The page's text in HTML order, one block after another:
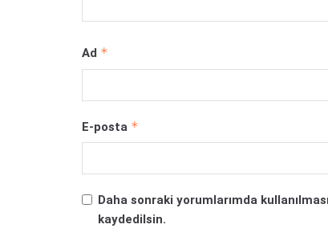
Ad *
E-posta *
Daha sonraki yorumlarımda
kaydedilsin.